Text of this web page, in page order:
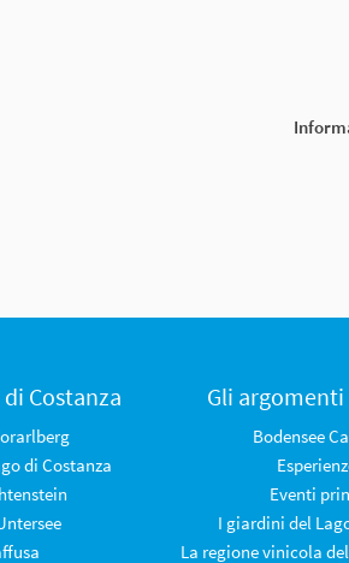
Costanza
di Costanza
Gli
Bodensee
Eventi
I giardini del
La regione vinicola